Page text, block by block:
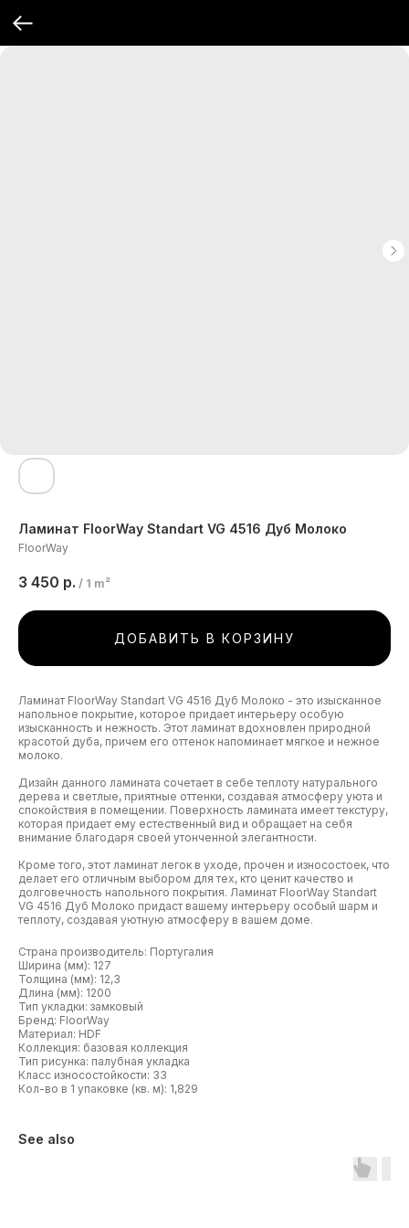
Ламинат FloorWay Standart VG 4516 Дуб Молоко
FloorWay​
3 450 р. / 1 m²
ДОБАВИТЬ В КОРЗИНУ
Ламинат FloorWay Standart VG 4516 Дуб Молоко - это изысканное
напольное покрытие, которое придает интерьеру особую
изысканность и нежность. Этот ламинат вдохновлен природной
красотой дуба, причем его оттенок напоминает мягкое и нежное
молоко.
Дизайн данного ламината сочетает в себе теплоту натурального
дерева и светлые, приятные оттенки, создавая атмосферу уюта и
спокойствия в помещении. Поверхность ламината имеет текстуру,
которая придает ему естественный вид и обращает на себя
внимание благодаря своей утонченной элегантности.
Кроме того, этот ламинат легок в уходе, прочен и износостоек, что
делает его отличным выбором для тех, кто ценит качество и
долговечность напольного покрытия. Ламинат FloorWay Standart
VG 4516 Дуб Молоко придаст вашему интерьеру особый шарм и
теплоту, создавая уютную атмосферу в вашем доме.
Страна производитель: Португалия
Ширина (мм): 127
Толщина (мм): 12,3
Длина (мм): 1200
Тип укладки: замковый
Бренд: FloorWay​
Материал: HDF
Коллекция: базовая коллекция
Тип рисунка: палубная укладка
Класс износостойкости: 33
Кол-во в 1 упаковке (кв. м): 1,829
See also